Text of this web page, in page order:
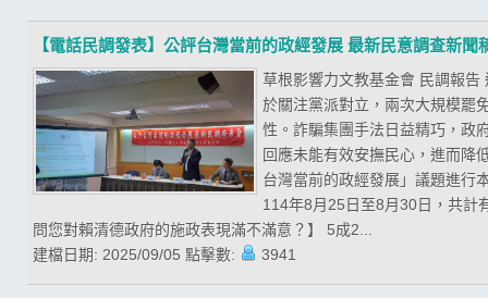
【電話民調發表】公評台灣當前的政經發展 最新民意調查新聞
草根影響力文教基金會 民調報
於關注黨派對立，兩次大規模罷
性。詐騙集團手法日益精巧，政
回應未能有效安撫民心，進而降
台灣當前的政經發展」議題進行
114年8月25日至8月30日，共計
問您對賴清德政府的施政表現滿不滿意？】 5成2...
建檔日期: 2025/09/05 點擊數: 3941